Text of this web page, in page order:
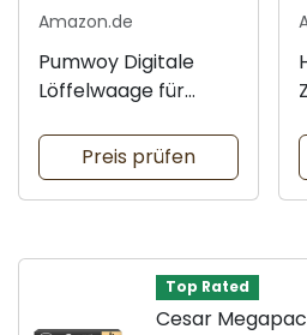
Amazon.de
Pumwoy Digitale
Löffelwaage für
Preis prüfen
Top Rated
Cesar